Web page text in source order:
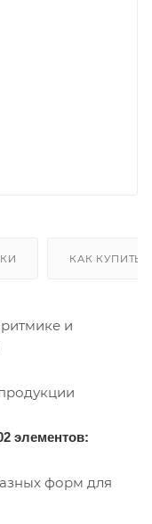
КАК КУПИТЬ
и
элементов:
форм для